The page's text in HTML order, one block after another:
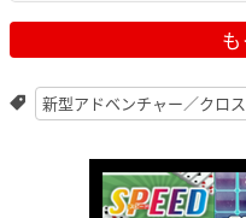
新型アドベンチャー／クロ